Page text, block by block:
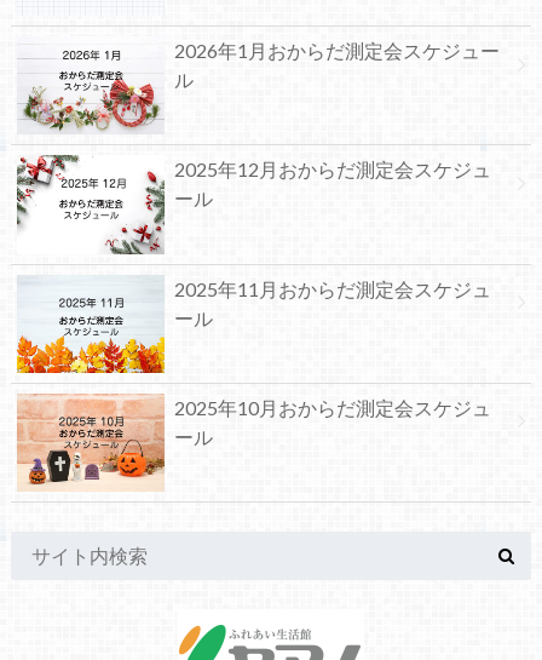
2026年1月おからだ測定会スケジュー
ル
2025年12月おからだ測定会スケジュ
ール
2025年11月おからだ測定会スケジュ
ール
2025年10月おからだ測定会スケジュ
ール